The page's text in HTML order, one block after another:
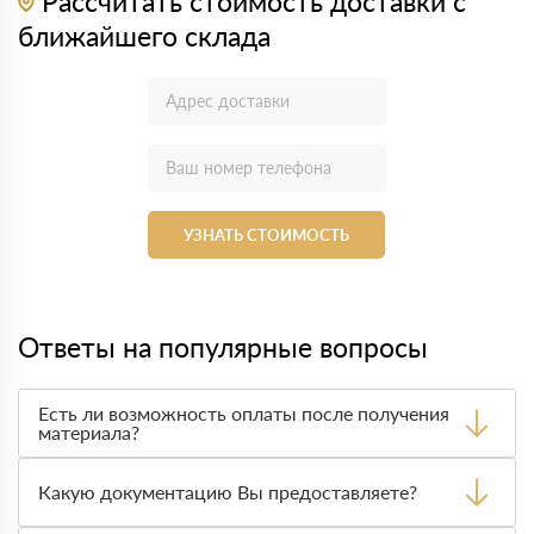
ближайшего склада
УЗНАТЬ СТОИМОСТЬ
Ответы на популярные вопросы
Есть ли возможность оплаты после получения
материала?
оплата по факту получения товара. При этом, если
доставленный товар был ненадлежащего качества, то
Какую документацию Вы предоставляете?